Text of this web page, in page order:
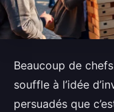
Beaucoup de
souffle à l’idée
persuadés que